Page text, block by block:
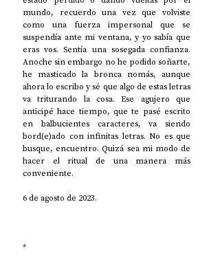
mundo, recuerdo una vez que volviste
como una fuerza impersonal que se
suspendía ante mi ventana, y yo sabía que
eras vos. Sentía una sosegada confianza.
Anoche sin embargo no he podido soñarte,
he masticado la bronca nomás, aunque
ahora lo escribo y sé que algo de estas letras
va triturando la cosa. Ese agujero que
anticipé hace tiempo, que te pasé escrito
en balbucientes caracteres, va siendo
bord(e)ado con infinitas letras. No es que
busque, encuentro. Quizá sea mi modo de
hacer el ritual de una manera más
conveniente.
6 de agosto de 2023.
*